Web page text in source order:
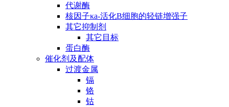
代谢酶
核因子κa-活化B细胞的轻链增强子
其它抑制剂
其它目标
蛋白酶
催化剂及配体
过渡金属
镉
铬
钴